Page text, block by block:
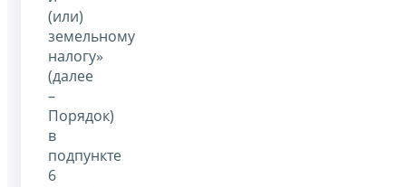
(или)
земельному
налогу»
(далее
–
Порядок)
в
подпункте
6